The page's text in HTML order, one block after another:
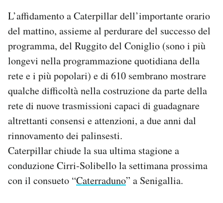
L’affidamento a Caterpillar dell’importante orario
del mattino, assieme al perdurare del successo del
programma, del Ruggito del Coniglio (sono i più
longevi nella programmazione quotidiana della
rete e i più popolari) e di 610 sembrano mostrare
qualche difficoltà nella costruzione da parte della
rete di nuove trasmissioni capaci di guadagnare
altrettanti consensi e attenzioni, a due anni dal
rinnovamento dei palinsesti.
Caterpillar chiude la sua ultima stagione a
conduzione Cirri-Solibello la settimana prossima
con il consueto “Caterraduno” a Senigallia.